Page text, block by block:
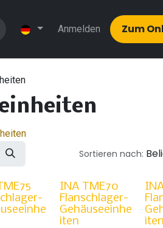
Anmelden Zum
Sortieren nach:
INA TME70
Flanschlager-
Gehäuseeinhe
iten
iten